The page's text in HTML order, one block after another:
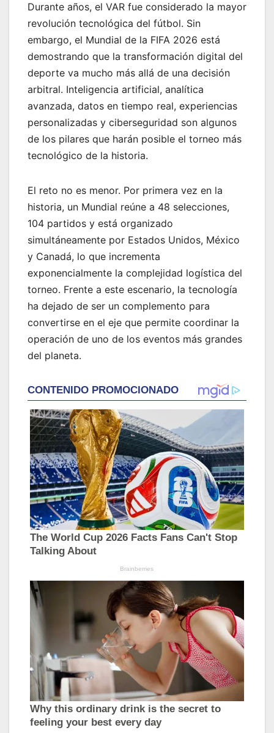
Durante años, el VAR fue considerado la mayor
revolución tecnológica del fútbol. Sin
embargo, el Mundial de la FIFA 2026 está
demostrando que la transformación digital del
deporte va mucho más allá de una decisión
arbitral. Inteligencia artificial, analítica
avanzada, datos en tiempo real, experiencias
personalizadas y ciberseguridad son algunos
de los pilares que harán posible el torneo más
tecnológico de la historia.
El reto no es menor. Por primera vez en la
historia, un Mundial reúne a 48 selecciones,
104 partidos y está organizado
simultáneamente por Estados Unidos, México
y Canadá, lo que incrementa
exponencialmente la complejidad logística del
torneo. Frente a este escenario, la tecnología
ha dejado de ser un complemento para
convertirse en el eje que permite coordinar la
operación de uno de los eventos más grandes
del planeta.